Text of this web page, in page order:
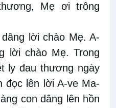
Mẹ ơi trông
lời chào Mẹ. A-
lời chào Mẹ. Trong
ly đau thương ngày
đọc lên lời A-ve Ma-
con dâng lên hồn